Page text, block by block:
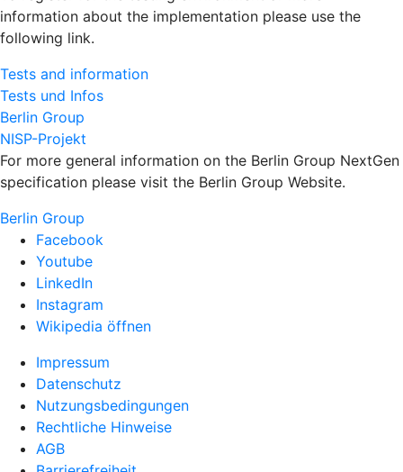
information about the implementation please use the
following link.
Tests and information
Tests und Infos
Berlin Group
NISP-Projekt
For more general information on the Berlin Group NextGen
specification please visit the Berlin Group Website.
Berlin Group
Facebook
Youtube
LinkedIn
Instagram
Wikipedia öffnen
Impressum
Datenschutz
Nutzungsbedingungen
Rechtliche Hinweise
AGB